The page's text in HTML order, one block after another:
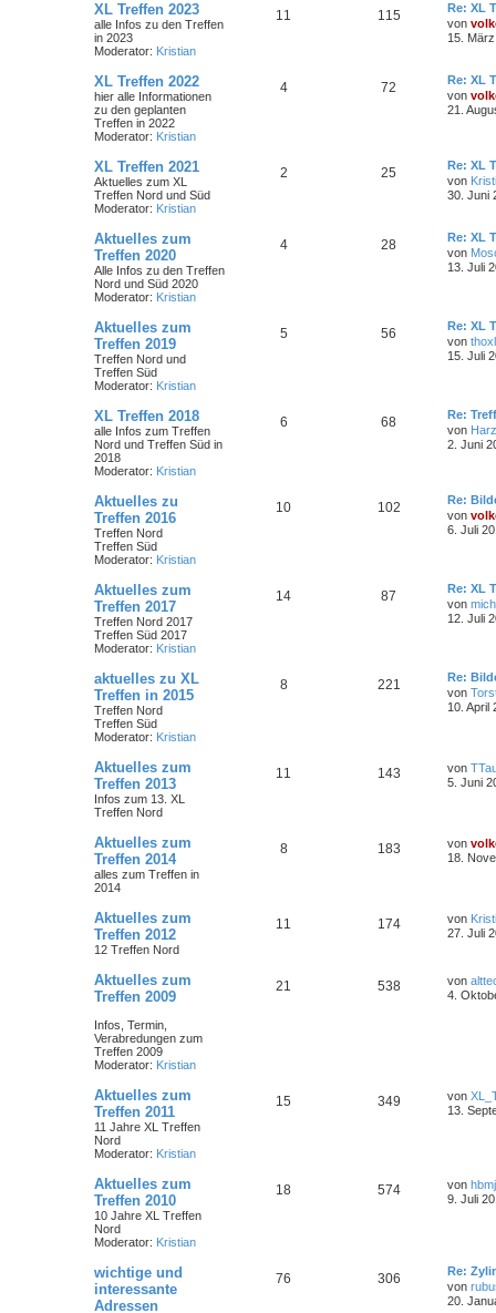
XL Treffen 2023
alle Infos zu den Treffen
in 2023
Moderator: Kristian
11 115
Re: XL
von
15.
XL Treffen 2022
hier alle Informationen
zu den geplanten
Treffen in 2022
Moderator: Kristian
4 72
Re: XL
von
21.
XL Treffen 2021
Aktuelles zum XL
Treffen Nord und Süd
Moderator: Kristian
2 25
Re: XL
von
30. Juni
Aktuelles zum
Treffen 2020
Alle Infos zu den Treffen
Nord und Süd 2020
Moderator: Kristian
4 28
Re: XL
von
13. Juli
Aktuelles zum
Treffen 2019
Treffen Nord und
Treffen Süd
Moderator: Kristian
5 56
Re: XL
von thoxl
15. Juli
XL Treffen 2018
alle Infos zum Treffen
Nord und Treffen Süd in
2018
Moderator: Kristian
6 68
Re:
von
2. Juni
Aktuelles zu
Treffen 2016
Treffen Nord
Treffen Süd
Moderator: Kristian
10 102
Re:
von
6. Juli
Aktuelles zum
Treffen 2017
Treffen Nord 2017
Treffen Süd 2017
Moderator: Kristian
14 87
Re: XL
von
12. Juli
aktuelles zu XL
Treffen in 2015
Treffen Nord
Treffen Süd
Moderator: Kristian
8 221
Re:
von
10. April
Aktuelles zum
Treffen 2013
Infos zum 13. XL
Treffen Nord
11 143 von
5. Juni
Aktuelles zum
Treffen 2014
alles zum Treffen in
2014
8 183 von
18.
Aktuelles zum
Treffen 2012
12 Treffen Nord
11 174 von
27. Juli
Aktuelles zum
Treffen 2009
Infos, Termin,
Verabredungen zum
Treffen 2009
Moderator: Kristian
21 538 von
4.
Aktuelles zum
Treffen 2011
11 Jahre XL Treffen
Nord
Moderator: Kristian
15 349 von
13.
Aktuelles zum
Treffen 2010
10 Jahre XL Treffen
Nord
Moderator: Kristian
18 574 von
9. Juli
wichtige und
interessante
Adressen
76 306
Re:
von
20.